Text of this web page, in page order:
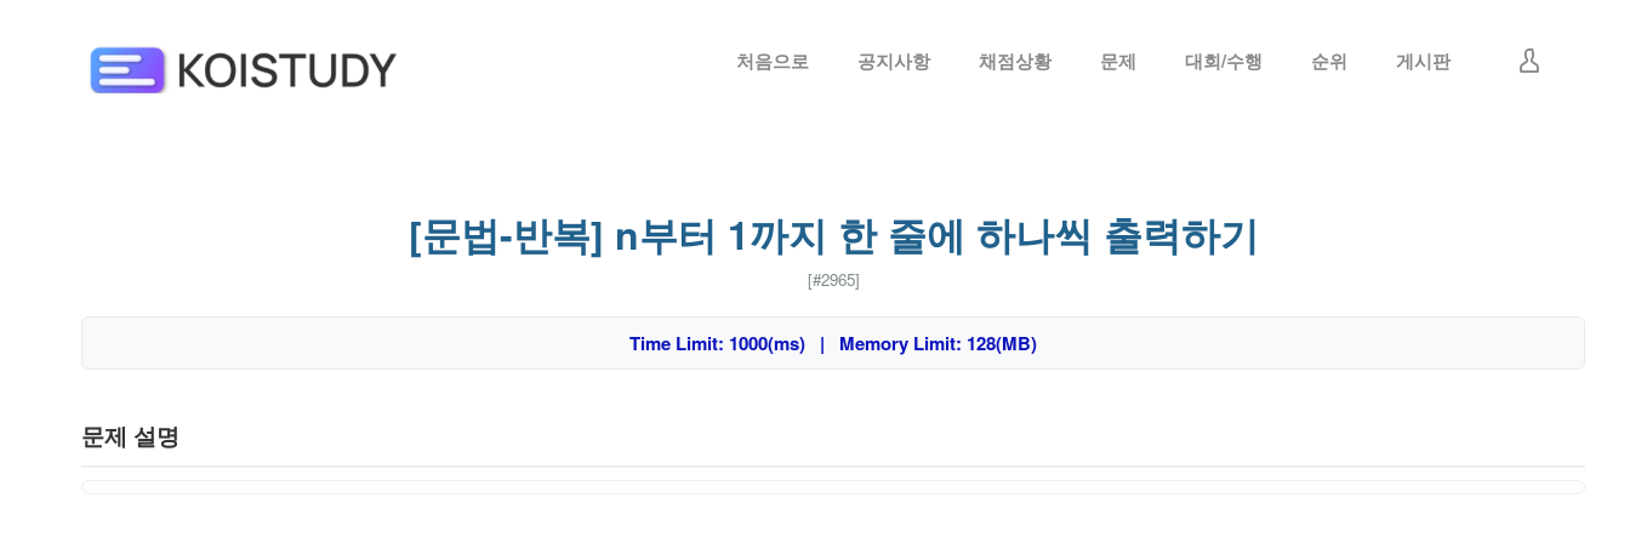
처음으로 공지사항 채점상황 문제 대회/수행 순위 게시판
[문법-반복] n부터 1까지 한 줄에 하나씩 출력하기
[#2965]
Time Limit: 1000(ms) | Memory Limit: 128(MB)
문제 설명